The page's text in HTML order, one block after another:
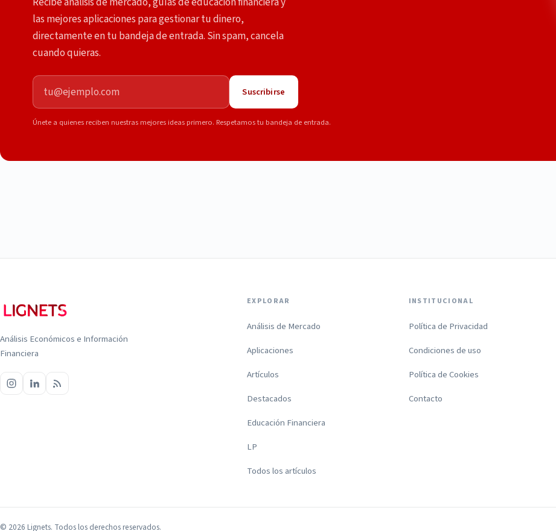
las mejores aplicaciones para gestionar tu dinero,
directamente en tu bandeja de entrada. Sin spam, cancela
cuando quieras.
Correo electrónico
Suscribirse
Únete a quienes reciben nuestras mejores ideas primero. Respetamos tu bandeja de entrada.
Análisis Económicos e Información
Financiera
EXPLORAR
Análisis de Mercado
Aplicaciones
Artículos
Destacados
Educación Financiera
LP
Todos los artículos
INSTITUCIONAL
Política de Privacidad
Condiciones de uso
Política de Cookies
Contacto
© 2026 Lignets. Todos los derechos reservados.